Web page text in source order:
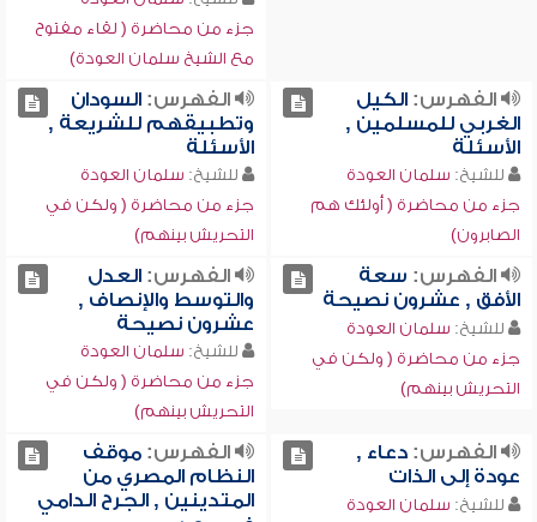
جزء من محاضرة ( لقاء مفتوح
مع الشيخ سلمان العودة)
الفهرس:الكيل
الغربي للمسلمين ,
الأسئلة
للشيخ: سلمان العودة
جزء من محاضرة ( أولئك هم
الصابرون)
الفهرس:السودان
وتطبيقهم للشريعة ,
الأسئلة
للشيخ: سلمان العودة
جزء من محاضرة ( ولكن في
التحريش بينهم)
الفهرس: سعة
الأفق , عشرون نصيحة
للشيخ: سلمان العودة
جزء من محاضرة ( ولكن في
التحريش بينهم)
الفهرس:العدل
والتوسط والإنصاف ,
عشرون نصيحة
للشيخ: سلمان العودة
جزء من محاضرة ( ولكن في
التحريش بينهم)
الفهرس:دعاء ,
عودة إلى الذات
للشيخ: سلمان العودة
الفهرس:موقف
النظام المصري من
المتدينين , الجرح الدامي